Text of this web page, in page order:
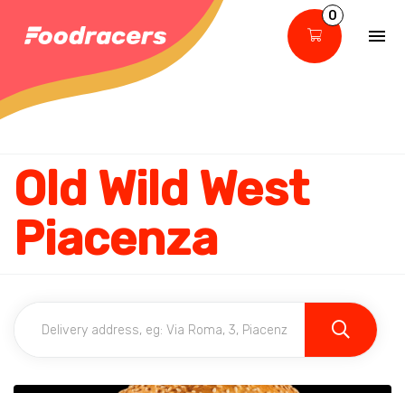
0
Old Wild West
Piacenza